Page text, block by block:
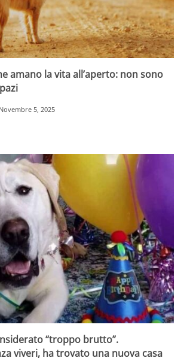
amano la vita all’aperto: non sono
Novembre 5, 2025
“troppo brutto”.
viveri, ha trovato una nuova casa